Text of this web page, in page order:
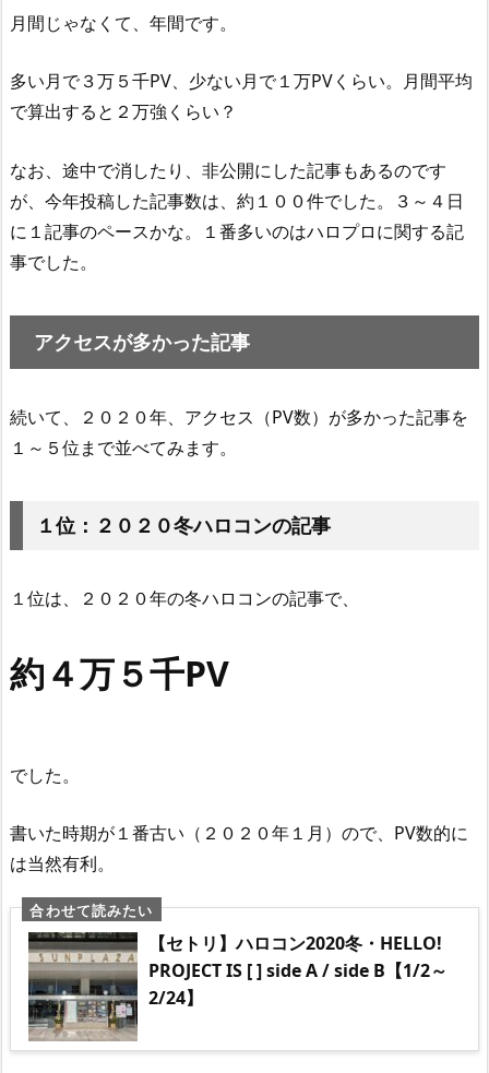
月間じゃなくて、年間です。
多い月で３万５千PV、少ない月で１万PVくらい。月間平均
で算出すると２万強くらい？
なお、途中で消したり、非公開にした記事もあるのです
が、今年投稿した記事数は、約１００件でした。３～４日
に１記事のペースかな。１番多いのはハロプロに関する記
事でした。
アクセスが多かった記事
続いて、２０２０年、アクセス（PV数）が多かった記事を
１～５位まで並べてみます。
１位：２０２０冬ハロコンの記事
１位は、２０２０年の冬ハロコンの記事で、
約４万５千PV
でした。
書いた時期が１番古い（２０２０年１月）ので、PV数的に
は当然有利。
【セトリ】ハロコン2020冬・HELLO!
PROJECT IS [ ] side A / side B【1/2～
2/24】